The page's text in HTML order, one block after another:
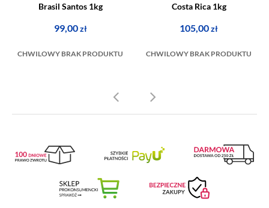
Brasil Santos 1kg
99,00zł
CHWILOWY BRAK PRODUKTU
Costa Rica 1kg
105,00zł
CHWILOWY BRAK PRODUKTU